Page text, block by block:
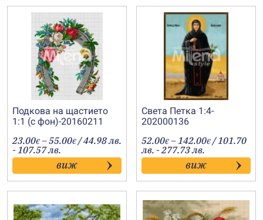
Подкова на щастието
1:1 (с фон)-20160211
23.00€ –55.00€Price
range:
23.00€
through
55.00€
/ 44.98 лв.
- 107.57 лв.
виж
Света Петка 1:4-
202000136
52.00€ –142.00€Price
range:
52.00€
through
142.00€
/ 101.70
лв. - 277.73 лв.
виж